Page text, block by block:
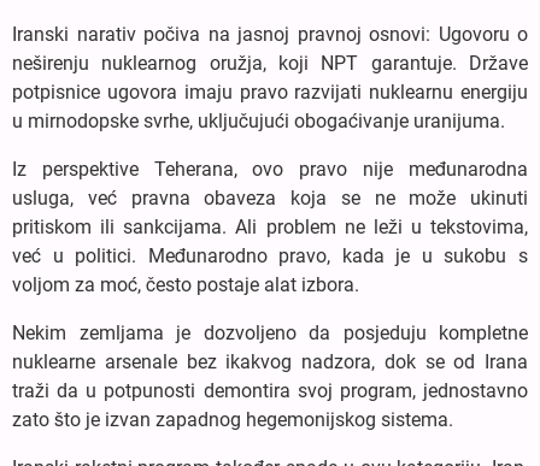
Iranski narativ počiva na jasnoj pravnoj osnovi: Ugovoru o
neširenju nuklearnog oružja, koji NPT garantuje. Države
potpisnice ugovora imaju pravo razvijati nuklearnu energiju
u mirnodopske svrhe, uključujući obogaćivanje uranijuma.
Iz perspektive Teherana, ovo pravo nije međunarodna
usluga, već pravna obaveza koja se ne može ukinuti
pritiskom ili sankcijama. Ali problem ne leži u tekstovima,
već u politici. Međunarodno pravo, kada je u sukobu s
voljom za moć, često postaje alat izbora.
Nekim zemljama je dozvoljeno da posjeduju kompletne
nuklearne arsenale bez ikakvog nadzora, dok se od Irana
traži da u potpunosti demontira svoj program, jednostavno
zato što je izvan zapadnog hegemonijskog sistema.